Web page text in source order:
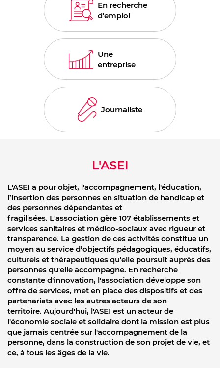
En recherche
d'emploi
Une
entreprise
Journaliste
L'ASEI
L'ASEI a pour objet, l'accompagnement, l'éducation,
l’insertion des personnes en situation de handicap et
des personnes dépendantes et
fragilisées. L'association gère 107 établissements et
services sanitaires et médico-sociaux avec rigueur et
transparence. La gestion de ces activités constitue un
moyen au service d’objectifs pédagogiques, éducatifs,
culturels et thérapeutiques qu'elle poursuit auprès des
personnes qu'elle accompagne. En recherche
constante d'innovation, l'association développe son
offre de services, met en place des dispositifs et des
partenariats avec les autres acteurs de son
territoire. Aujourd'hui, l'ASEI est un acteur de
l'économie sociale et solidaire dont la mission est plus
que jamais centrée sur l'accompagnement de la
personne, dans la construction de son projet de vie, et
ce, à tous les âges de la vie.